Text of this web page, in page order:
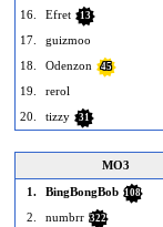
16.
Efret 13
17.
guizmoo
18.
Odenzon 45
19.
rerol
20.
tizzy 31
MO3
1.
BingBongBob 108
2.
numbrr 322